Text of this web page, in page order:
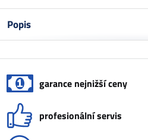
Popis
garance nejnižší ceny
profesionální servis